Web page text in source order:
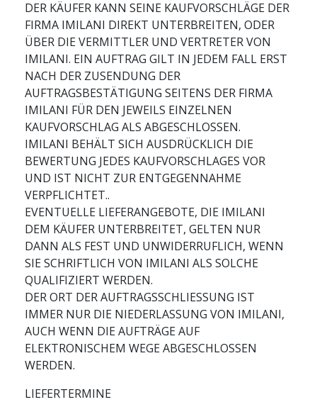
DER KÄUFER KANN SEINE KAUFVORSCHLÄGE DER
FIRMA IMILANI DIREKT UNTERBREITEN, ODER
ÜBER DIE VERMITTLER UND VERTRETER VON
IMILANI. EIN AUFTRAG GILT IN JEDEM FALL ERST
NACH DER ZUSENDUNG DER
AUFTRAGSBESTÄTIGUNG SEITENS DER FIRMA
IMILANI FÜR DEN JEWEILS EINZELNEN
KAUFVORSCHLAG ALS ABGESCHLOSSEN.
IMILANI BEHÄLT SICH AUSDRÜCKLICH DIE
BEWERTUNG JEDES KAUFVORSCHLAGES VOR
UND IST NICHT ZUR ENTGEGENNAHME
VERPFLICHTET..
EVENTUELLE LIEFERANGEBOTE, DIE IMILANI
DEM KÄUFER UNTERBREITET, GELTEN NUR
DANN ALS FEST UND UNWIDERRUFLICH, WENN
SIE SCHRIFTLICH VON IMILANI ALS SOLCHE
QUALIFIZIERT WERDEN.
DER ORT DER AUFTRAGSSCHLIESSUNG IST
IMMER NUR DIE NIEDERLASSUNG VON IMILANI,
AUCH WENN DIE AUFTRÄGE AUF
ELEKTRONISCHEM WEGE ABGESCHLOSSEN
WERDEN.
LIEFERTERMINE